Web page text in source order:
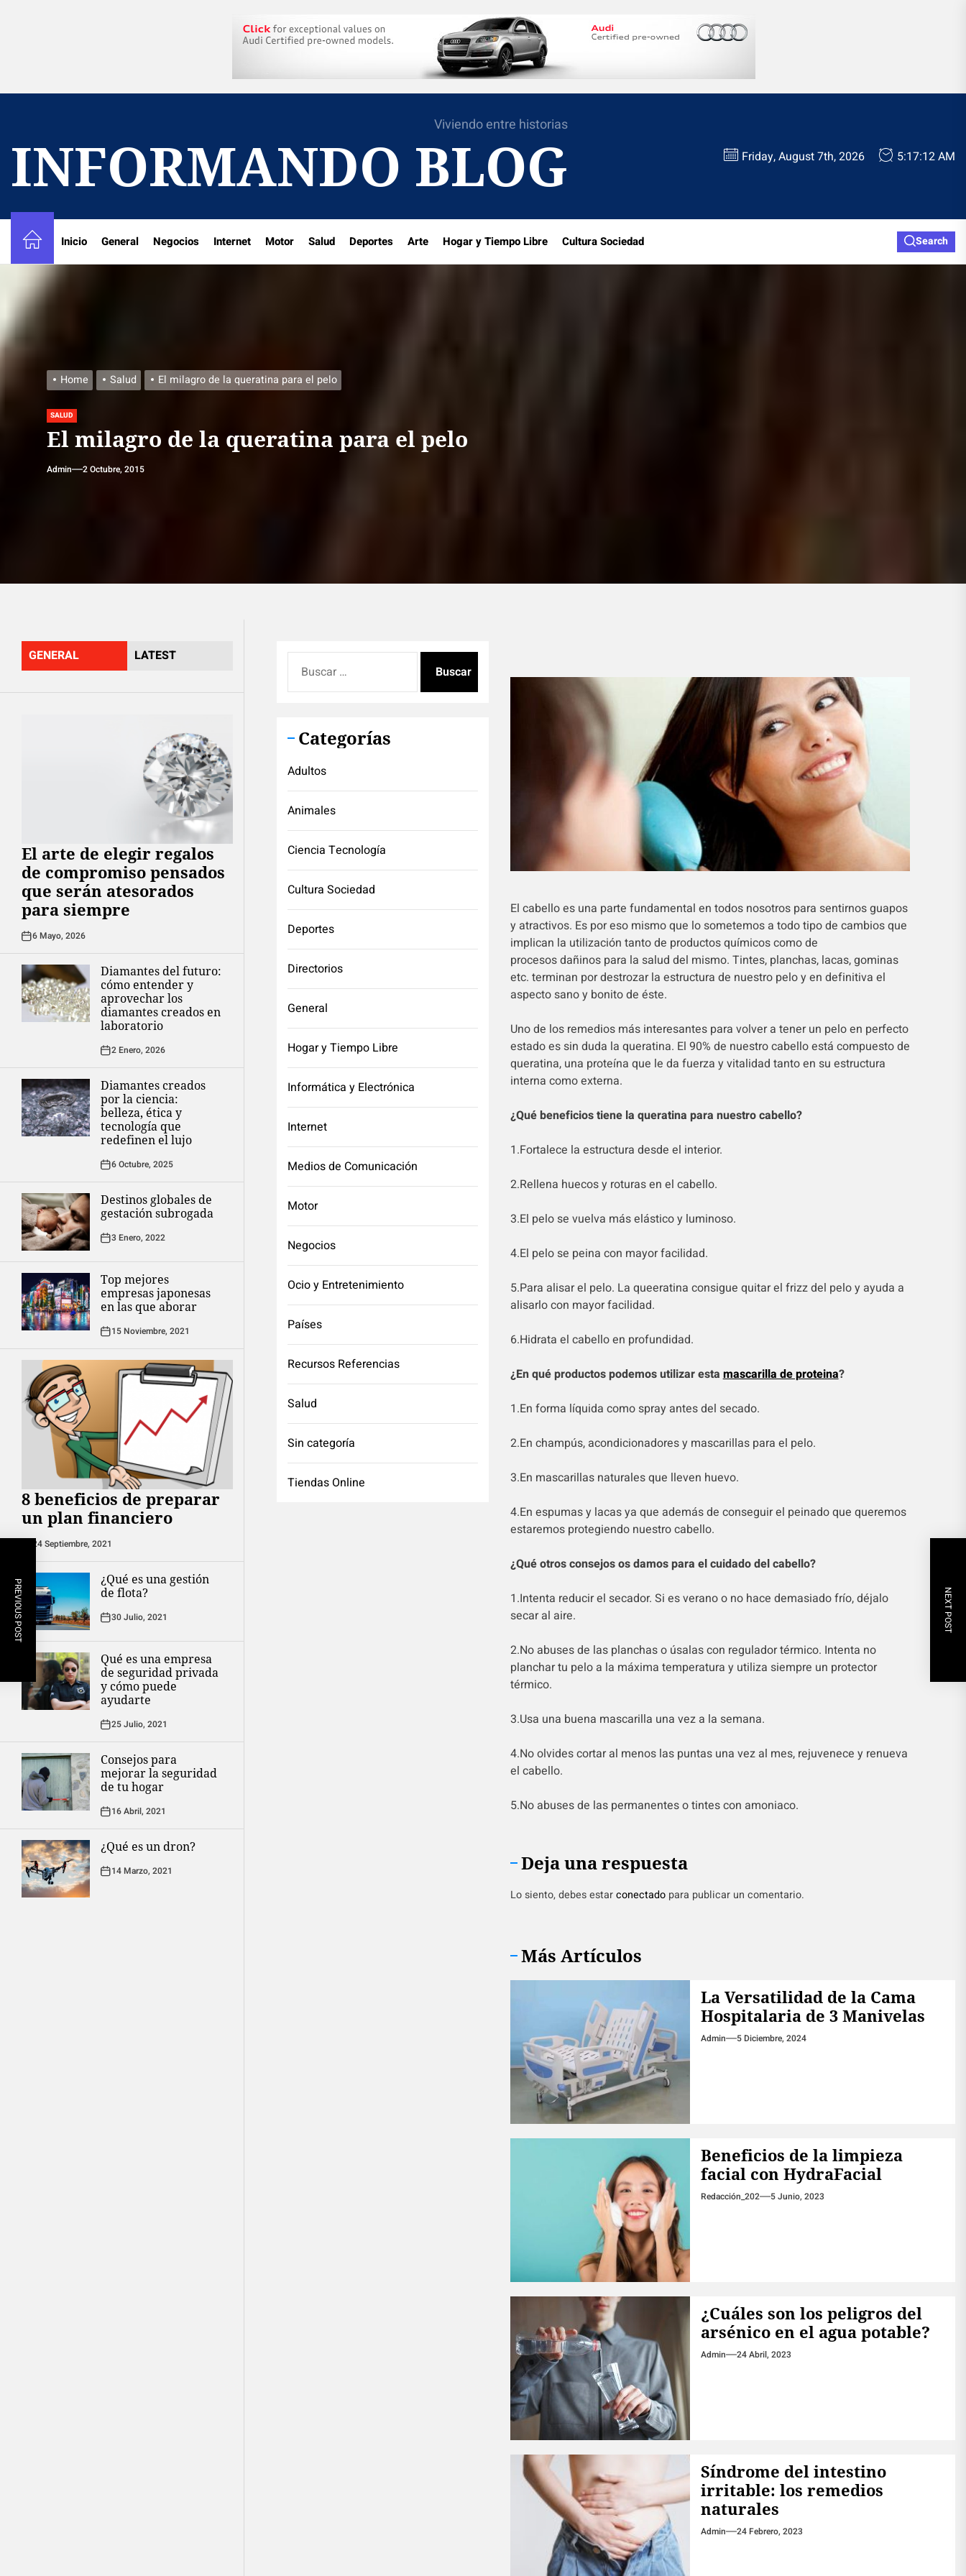
Viviendo entre historias
INFORMANDO BLOG Friday, August 7th, 2026 5:17:13 AM
Inicio General Negocios Internet Motor Salud Deportes Arte Hogar y Tiempo Libre Cultura Sociedad Search
Home Salud El milagro de la queratina para el pelo
SALUD
El milagro de la queratina para el pelo
Admin 2 Octubre, 2015
GENERAL LATEST
El arte de elegir regalos
de compromiso pensados
que serán atesorados
para siempre
6 Mayo, 2026
Diamantes del futuro:
cómo entender y
aprovechar los
diamantes creados en
laboratorio
2 Enero, 2026
Diamantes creados
por la ciencia:
belleza, ética y
tecnología que
redefinen el lujo
6 Octubre, 2025
Destinos globales de
gestación subrogada
3 Enero, 2022
Top mejores
empresas japonesas
en las que aborar
15 Noviembre, 2021
8 beneficios de preparar
un plan financiero
24 Septiembre, 2021
¿Qué es una gestión
de flota?
30 Julio, 2021
Qué es una empresa
de seguridad privada
y cómo puede
ayudarte
25 Julio, 2021
Consejos para
mejorar la seguridad
de tu hogar
16 Abril, 2021
¿Qué es un dron?
14 Marzo, 2021
El cabello es una parte fundamental en todos nosotros para sentirnos guapos
y atractivos. Es por eso mismo que lo sometemos a todo tipo de cambios que
implican la utilización tanto de productos químicos como de
procesos dañinos para la salud del mismo. Tintes, planchas, lacas, gominas
etc. terminan por destrozar la estructura de nuestro pelo y en definitiva el
aspecto sano y bonito de éste.
Uno de los remedios más interesantes para volver a tener un pelo en perfecto
estado es sin duda la queratina. El 90% de nuestro cabello está compuesto de
queratina, una proteína que le da fuerza y vitalidad tanto en su estructura
interna como externa.
¿Qué beneficios tiene la queratina para nuestro cabello?
1.Fortalece la estructura desde el interior.
2.Rellena huecos y roturas en el cabello.
3.El pelo se vuelva más elástico y luminoso.
4.El pelo se peina con mayor facilidad.
5.Para alisar el pelo. La queeratina consigue quitar el frizz del pelo y ayuda a
alisarlo con mayor facilidad.
6.Hidrata el cabello en profundidad.
¿En qué productos podemos utilizar estamascarilla de proteina?
1.En forma líquida como spray antes del secado.
2.En champús, acondicionadores y mascarillas para el pelo.
3.En mascarillas naturales que lleven huevo.
4.En espumas y lacas ya que además de conseguir el peinado que queremos
estaremos protegiendo nuestro cabello.
¿Qué otros consejos os damos para el cuidado del cabello?
1.Intenta reducir el secador. Si es verano o no hace demasiado frío, déjalo
secar al aire.
2.No abuses de las planchas o úsalas con regulador térmico. Intenta no
planchar tu pelo a la máxima temperatura y utiliza siempre un protector
térmico.
3.Usa una buena mascarilla una vez a la semana.
4.No olvides cortar al menos las puntas una vez al mes, rejuvenece y renueva
el cabello.
5.No abuses de las permanentes o tintes con amoniaco.
Deja una respuesta
Lo siento, debes estarconectadopara publicar un comentario.
PREVIOUS POST NEXT POST
Más Artículos
La Versatilidad de la Cama
Hospitalaria de 3 Manivelas
Admin 5 Diciembre, 2024
Beneficios de la limpieza
facial con HydraFacial
Redacción_202 5 Junio, 2023
¿Cuáles son los peligros del
arsénico en el agua potable?
Admin 24 Abril, 2023
Síndrome del intestino
irritable: los remedios
naturales
Admin 24 Febrero, 2023
Categorías
Adultos
Animales
Ciencia Tecnología
Cultura Sociedad
Deportes
Directorios
General
Hogar y Tiempo Libre
Informática y Electrónica
Internet
Medios de Comunicación
Motor
Negocios
Ocio y Entretenimiento
Países
Recursos Referencias
Salud
Sin categoría
Tiendas Online